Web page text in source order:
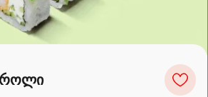
©OpenMapTilesData fromOpenStreetMap
მარშრუტის დაგეგმვა
როლი